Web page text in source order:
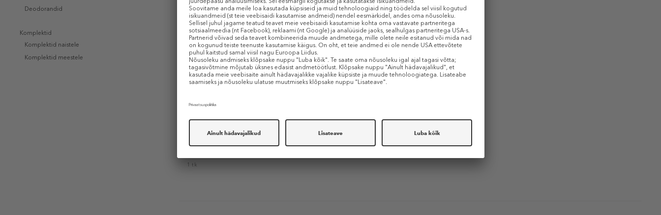
Deodorandid
Komplektid
Komplektid naistele
Komplektid meestele
L´ORÉAL PARIS
Kulmupliiats
1 tk